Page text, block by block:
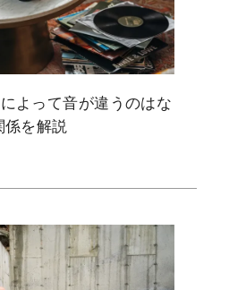
よって音が違うのはな
係を解説